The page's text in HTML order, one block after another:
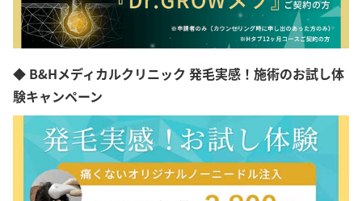
◆ B&Hメディカルクリニック 発毛実感！施術のお試し体
験キャンペーン